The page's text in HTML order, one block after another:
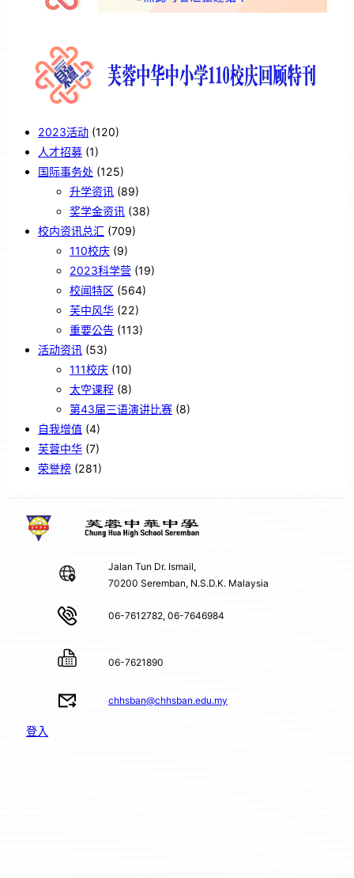
2023活动 (120)
人才招募 (1)
国际事务处 (125)
升学资讯 (89)
奖学金资讯 (38)
校内资讯总汇 (709)
110校庆 (9)
2023科学营 (19)
校闻特区 (564)
芙中风华 (22)
重要公告 (113)
活动资讯 (53)
111校庆 (10)
太空课程 (8)
第43届三语演讲比赛 (8)
自我增值 (4)
芙蓉中华 (7)
荣誉榜 (281)
Jalan Tun Dr. Ismail,
70200 Seremban, N.S.D.K. Malaysia
06-7612782, 06-7646984
06-7621890
chhsban@chhsban.edu.my
登入